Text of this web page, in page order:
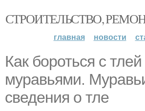
СТРОИТЕЛЬСТВО,
главная новости
Как бороться с тлей
муравьями.
сведения о тле